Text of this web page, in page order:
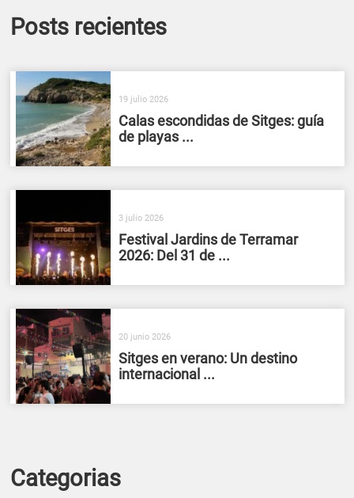
Posts recientes
19 julio 2026
Calas escondidas de Sitges: guía
de playas ...
3 julio 2026
Festival Jardins de Terramar
2026: Del 31 de ...
20 junio 2026
Sitges en verano: Un destino
internacional ...
Categorias